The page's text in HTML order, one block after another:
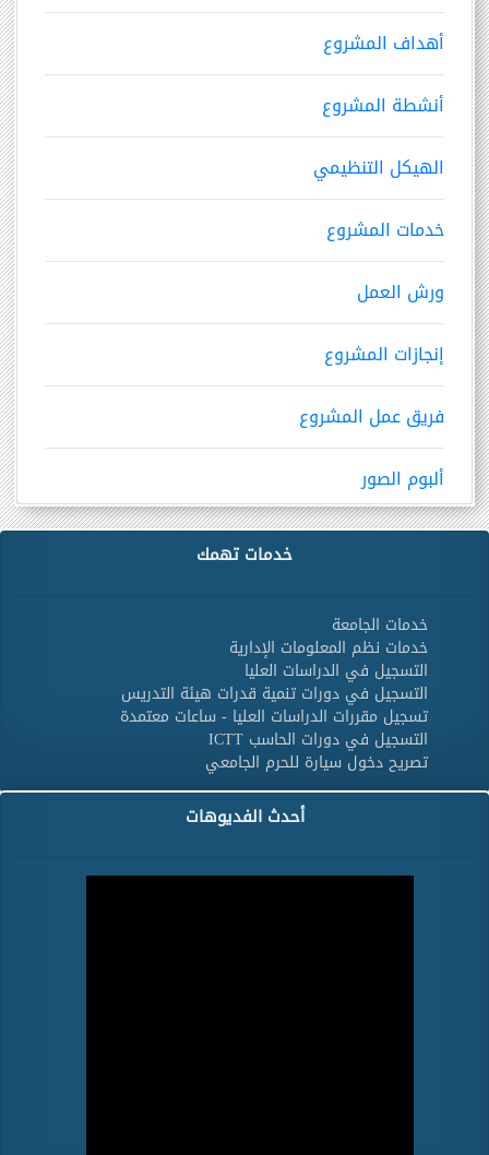
أهداف المشروع
أنشطة المشروع
الهيكل التنظيمي
خدمات المشروع
ورش العمل
إنجازات المشروع
فريق عمل المشروع
ألبوم الصور
خدمات تهمك
خدمات الجامعة
خدمات نظم المعلومات الإدارية
التسجيل في الدراسات العليا
التسجيل في دورات تنمية قدرات هيئة التدريس
تسجيل مقررات الدراسات العليا - ساعات معتمدة
التسجيل في دورات الحاسب ICTT
تصريح دخول سيارة للحرم الجامعي
أحدث الفديوهات